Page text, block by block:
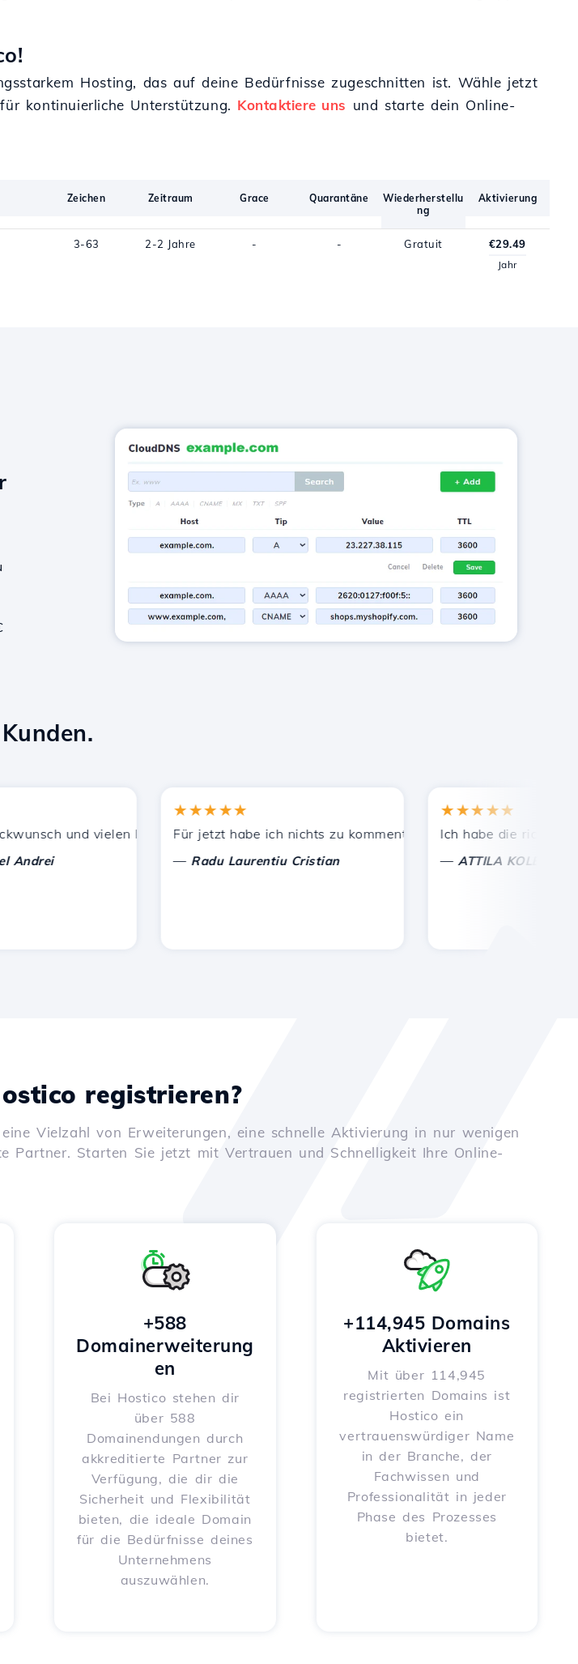
Hosting, das auf deine Bedürfnisse zugeschnitten ist. Wähle jetzt
kontinuierliche Unterstützung. Kontaktiere uns und starte dein Online-
Zeichen Zeitraum Grace Quarantäne
Wiederherstellu
ng
Aktivierung
3-63 2-2 Jahre - - Gratuit €29.49
Jahr
Ich habe Sie anderen Bekannten empfohlen.
und vielen Dank für die geleistete Unterstützung!
★★★★★
Für jetzt habe ich nichts zu kommentieren, nur um zu schätzen.
Radu Laurentiu Cristian
★★★★★
Ich habe die richtige
ATTILA KOLES
registrieren?
Vielzahl von Erweiterungen, eine schnelle Aktivierung in nur wenigen
Partner. Starten Sie jetzt mit Vertrauen und Schnelligkeit Ihre Online-
+588
Domainerweiterung
en
Bei Hostico stehen dir
über 588
Domainendungen durch
akkreditierte Partner zur
Verfügung, die dir die
Sicherheit und Flexibilität
bieten, die ideale Domain
für die Bedürfnisse deines
Unternehmens
auszuwählen.
+114,945 Domains
Aktivieren
Mit über 114,945
registrierten Domains ist
Hostico ein
vertrauenswürdiger Name
in der Branche, der
Fachwissen und
Professionalität in jeder
Phase des Prozesses
bietet.